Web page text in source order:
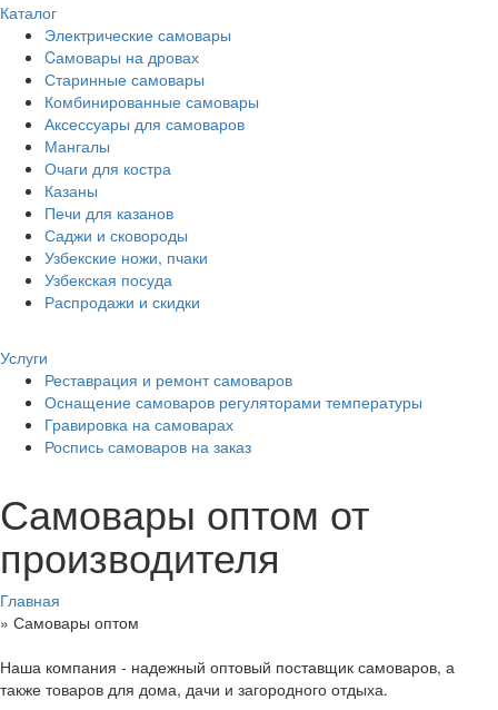
Каталог
Электрические самовары
Cамовары на дровах
Старинные самовары
Комбинированные самовары
Аксессуары для самоваров
Мангалы
Очаги для костра
Казаны
Печи для казанов
Саджи и сковороды
Узбекские ножи, пчаки
Узбекская посуда
Распродажи и скидки
Услуги
Реставрация и ремонт самоваров
Оснащение самоваров регуляторами температуры
Гравировка на самоварах
Роспись самоваров на заказ
Самовары оптом от
производителя
Главная
» Самовары оптом
Наша компания - надежный оптовый поставщик самоваров, а
также товаров для дома, дачи и загородного отдыха.